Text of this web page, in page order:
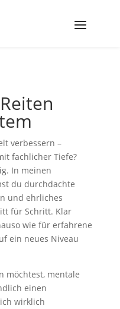
verbessern –
fachlicher Tiefe?
In meinen
du durchdachte
und ehrliches
für Schritt. Klar
wie für erfahrene
ein neues Niveau
möchtest, mentale
einen
wirklich